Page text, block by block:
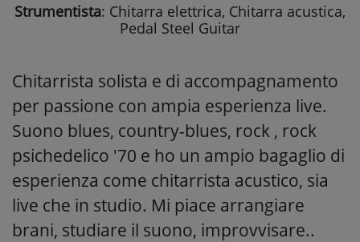
Strumentista: Chitarra elettrica, Chitarra acustica,
Pedal Steel Guitar
Chitarrista solista e di accompagnamento
per passione con ampia esperienza live.
Suono blues, country-blues, rock , rock
psichedelico '70 e ho un ampio bagaglio di
esperienza come chitarrista acustico, sia
live che in studio. Mi piace arrangiare
brani, studiare il suono, improvvisare..